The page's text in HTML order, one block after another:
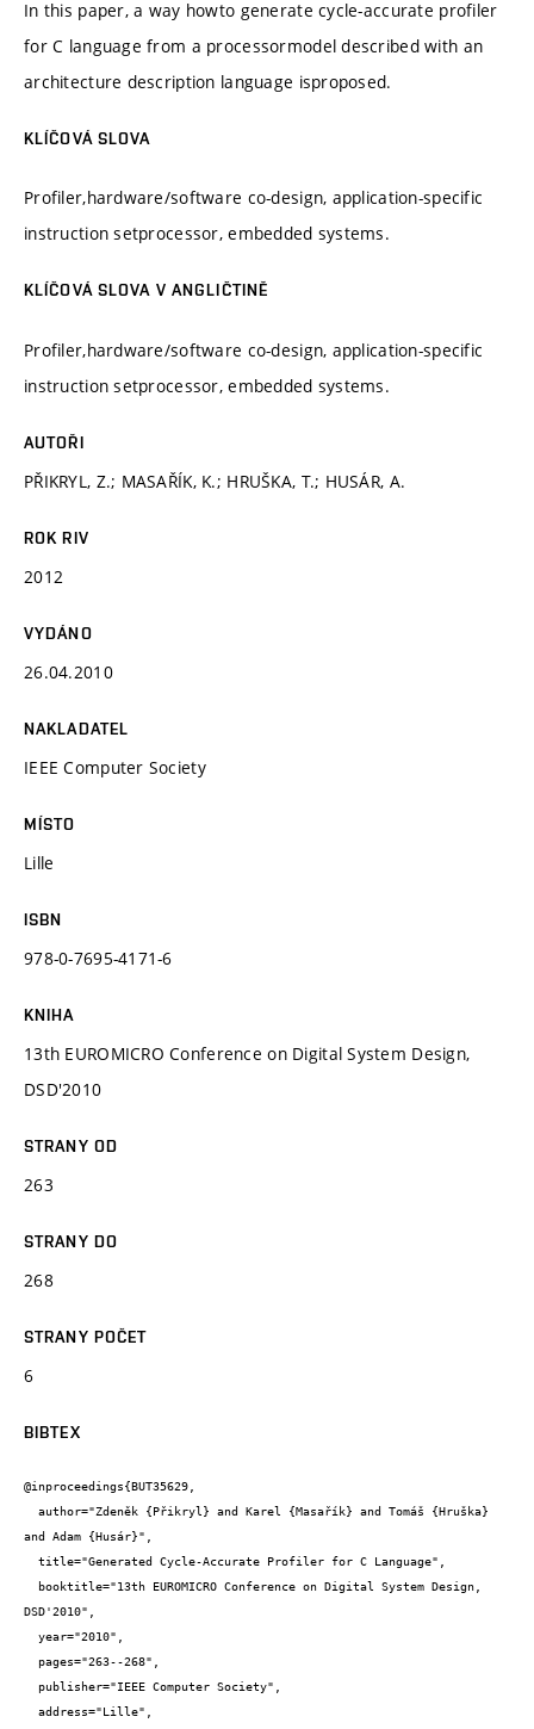
In this paper, a way howto generate cycle-accurate profiler
for C language from a processormodel described with an
architecture description language isproposed.
KLÍČOVÁ SLOVA
Profiler,hardware/software co-design, application-specific
instruction setprocessor, embedded systems.
KLÍČOVÁ SLOVA V ANGLIČTINĚ
Profiler,hardware/software co-design, application-specific
instruction setprocessor, embedded systems.
AUTOŘI
PŘIKRYL, Z.; MASAŘÍK, K.; HRUŠKA, T.; HUSÁR, A.
ROK RIV
2012
VYDÁNO
26.04.2010
NAKLADATEL
IEEE Computer Society
MÍSTO
Lille
ISBN
978-0-7695-4171-6
KNIHA
13th EUROMICRO Conference on Digital System Design,
DSD'2010
STRANY OD
263
STRANY DO
268
STRANY POČET
6
BIBTEX
@inproceedings{BUT35629,
and Adam {Husár}",
DSD'2010",